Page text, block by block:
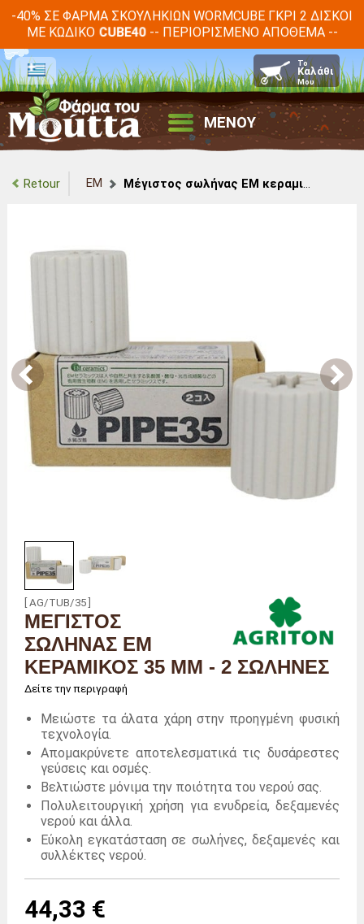
-40% ΣΕ ΦΆΡΜΑ ΣΚΟΥΛΗΚΙΏΝ WORMCUBE ΓΚΡΙ 2 ΔΊΣΚΟΙ
ΜΕ ΚΩΔΙΚΌ CUBE40-- ΠΕΡΙΟΡΙΣΜΈΝΟ ΑΠΌΘΕΜΑ --
ΜΕΝΟΥ
Retour EM Μέγιστος σωλήνας EM κεραμικός 35 mm - 2 σωλήνες
[ AG/TUB/35 ]
ΜΈΓΙΣΤΟΣ
ΣΩΛΉΝΑΣ EM
ΚΕΡΑΜΙΚΌΣ 35 MM - 2 ΣΩΛΉΝΕΣ
Δείτε την περιγραφή
Μειώστε τα άλατα χάρη στην προηγμένη φυσική
τεχνολογία.
Απομακρύνετε αποτελεσματικά τις δυσάρεστες
γεύσεις και οσμές.
Βελτιώστε μόνιμα την ποιότητα του νερού σας.
Πολυλειτουργική χρήση για ενυδρεία, δεξαμενές
νερού και άλλα.
Εύκολη εγκατάσταση σε σωλήνες, δεξαμενές και
συλλέκτες νερού.
44,33 €